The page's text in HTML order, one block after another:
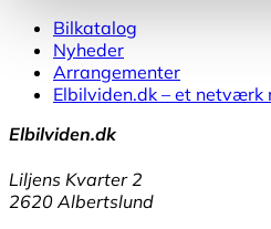
Bilkatalog
Nyheder
Arrangementer
Elbilviden.dk – et netværk
Elbilviden.dk
Liljens Kvarter 2
2620 Albertslund